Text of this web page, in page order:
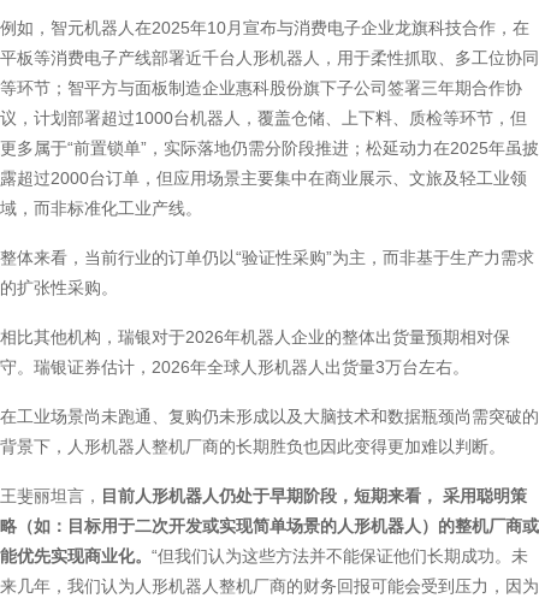
例如，智元机器人在2025年10月宣布与消费电子企业龙旗科技合作，在
平板等消费电子产线部署近千台人形机器人，用于柔性抓取、多工位协同
等环节；智平方与面板制造企业惠科股份旗下子公司签署三年期合作协
议，计划部署超过1000台机器人，覆盖仓储、上下料、质检等环节，但
更多属于“前置锁单”，实际落地仍需分阶段推进；松延动力在2025年虽披
露超过2000台订单，但应用场景主要集中在商业展示、文旅及轻工业领
域，而非标准化工业产线。
整体来看，当前行业的订单仍以“验证性采购”为主，而非基于生产力需求
的扩张性采购。
相比其他机构，瑞银对于2026年机器人企业的整体出货量预期相对保
守。瑞银证券估计，2026年全球人形机器人出货量3万台左右。
在工业场景尚未跑通、复购仍未形成以及大脑技术和数据瓶颈尚需突破的
背景下，人形机器人整机厂商的长期胜负也因此变得更加难以判断。
王斐丽坦言， 目前人形机器人仍处于早期阶段，短期来看， 采用聪明策
略（如：目标用于二次开发或实现简单场景的人形机器人）的整机厂商或
能优先实现商业化。 “但我们认为这些方法并不能保证他们长期成功。未
来几年，我们认为人形机器人整机厂商的财务回报可能会受到压力，因为